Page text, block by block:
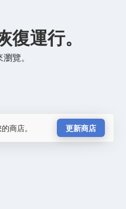
運行。
覽。
商店。 更新商店